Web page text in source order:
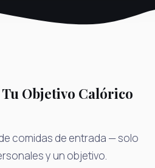
Tu Objetivo Calórico
comidas de entrada — solo
y un objetivo.